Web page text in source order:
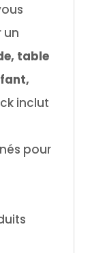
un
table
inclut
pour